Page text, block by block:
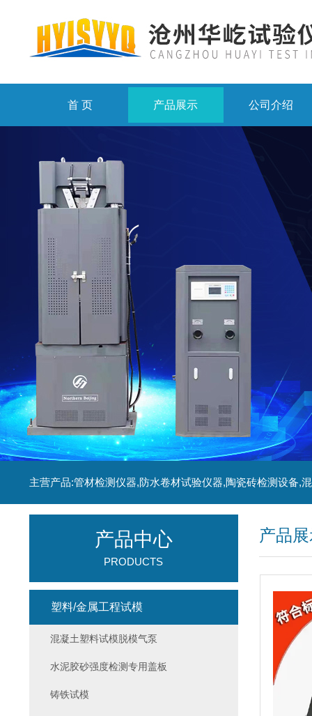
首 页 产品展示 公司介绍
产品
产品中心
PRODUCTS
塑料/金属工程试模
混凝土塑料试模脱模气泵
水泥胶砂强度检测专用盖板
铸铁试模